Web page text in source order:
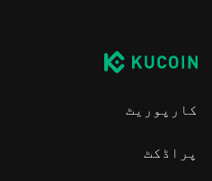
کارپوریٹ
پراڈکٹ